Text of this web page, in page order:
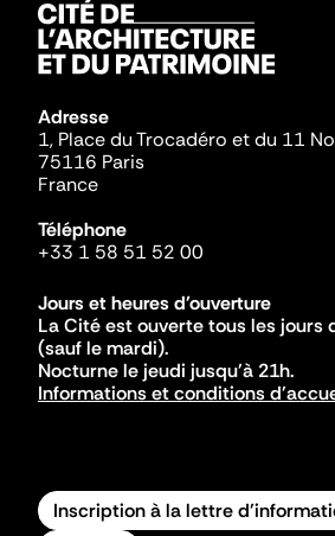
Adresse
1, Place du Trocadéro et du 11
75116 Paris
France
Téléphone
+33 1 58 51 52 00
Jours et heures d'ouverture
La Cité est ouverte tous les jours
(sauf le mardi).
Nocturne le jeudi jusqu'à 21h.
Informations et conditions
Inscription à la lettre